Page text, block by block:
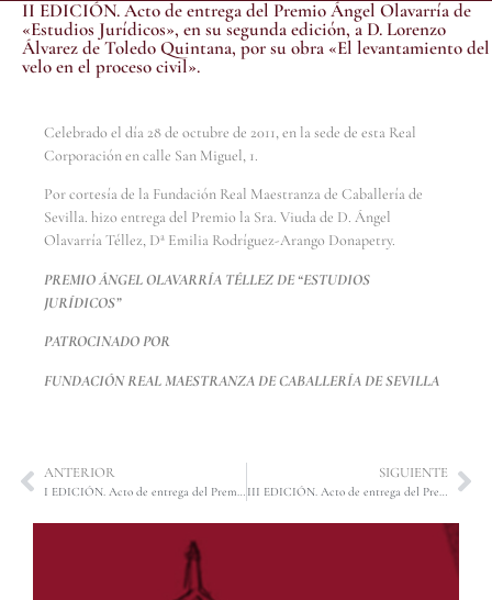
II EDICIÓN. Acto de entrega del Premio Ángel Olavarría de
«Estudios Jurídicos», en su segunda edición, a D. Lorenzo
Álvarez de Toledo Quintana, por su obra «El levantamiento del
velo en el proceso civil».
Celebrado el día 28 de octubre de 2011, en la sede de esta Real
Corporación en calle San Miguel, 1.
Por cortesía de la Fundación Real Maestranza de Caballería de
Sevilla. hizo entrega del Premio la Sra. Viuda de D. Ángel
Olavarría Téllez, Dª Emilia Rodríguez-Arango Donapetry.
PREMIO ÁNGEL OLAVARRÍA TÉLLEZ DE “ESTUDIOS
JURÍDICOS”
PATROCINADO POR
FUNDACIÓN REAL MAESTRANZA DE CABALLERÍA DE SEVILLA
ANTERIOR
I EDICIÓN. Acto de entrega del Premio Ángel Olavarría de «Estudios Jurídicos», en su primera edición, a D.ª María del Camino Vidal Fueyo, por su obra «El juez ordinario como instancia de garantía ante los vacíos legales en materia de límites a los derechos fundamentales».
SIGUIENTE
III EDICIÓN. Acto de entrega del Premio Ángel Olavarría de «Estudios Jurídicos», en su tercera edición, a D. Felio José Bauzá Martorell, por su obra «Naturaleza jurídica de la concesión de hecho consentida por la Administración. El suministro de agua potable al margen de una concesión formal».